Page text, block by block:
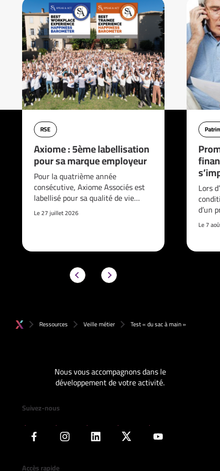
RSE
Axiome : 5ème labellisation
pour sa marque employeur
Pour la quatrième année
consécutive, Axiome Associés est
labellisé pour sa qualité de vie…
Le 27 juillet 2026
Lors
d’un
Le 7
Ressources Veille métier Test « du sac à main »
Nous vous accompagnons dans le
développement de votre activité.
Suivez-nous
Accès rapide